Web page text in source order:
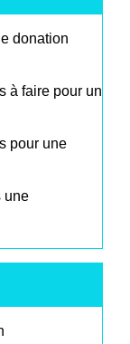
donation
à faire pour un
pour une
une